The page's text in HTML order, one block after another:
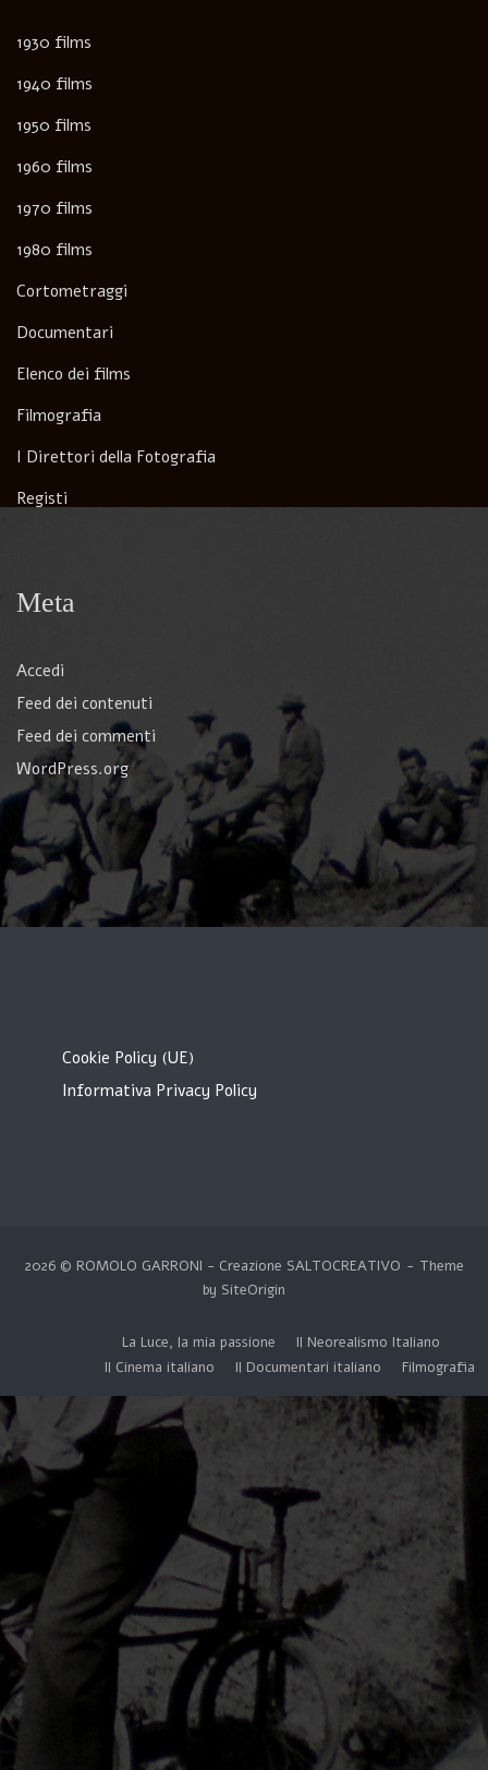
1930 films
1940 films
1950 films
1960 films
1970 films
1980 films
Cortometraggi
Documentari
Elenco dei films
Filmografia
I Direttori della Fotografia
Registi
Meta
Accedi
Feed dei contenuti
Feed dei commenti
WordPress.org
Cookie Policy (UE)
Informativa Privacy Policy
2026 © ROMOLO GARRONI - Creazione SALTOCREATIVO
Theme
by SiteOrigin
La Luce, la mia passione
Il Neorealismo Italiano
Il Cinema italiano
Il Documentari italiano Filmografia